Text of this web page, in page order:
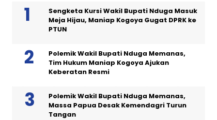
Sengketa Kursi Wakil Bupati Nduga Masuk
Meja Hijau, Maniap Kogoya Gugat DPRK ke
PTUN
Polemik Wakil Bupati Nduga Memanas,
Tim Hukum Maniap Kogoya Ajukan
Keberatan Resmi
Polemik Wakil Bupati Nduga Memanas,
Massa Papua Desak Kemendagri Turun
Tangan